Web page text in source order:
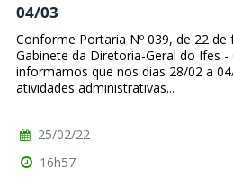
04/03
Conforme Portaria Nº 039, de 22 de
Gabinete da Diretoria-Geral do Ifes -
informamos que nos dias 28/02 a
atividades administrativas...
25/02/22
16h57